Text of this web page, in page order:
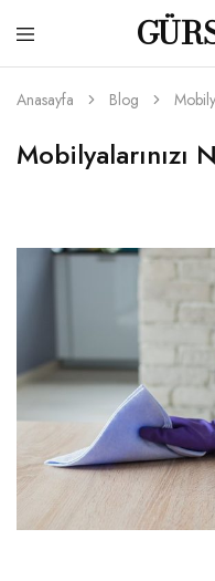
Gürses
Ahşaba
her
şey…
Anasayfa Blog
Mobilyalarınızı